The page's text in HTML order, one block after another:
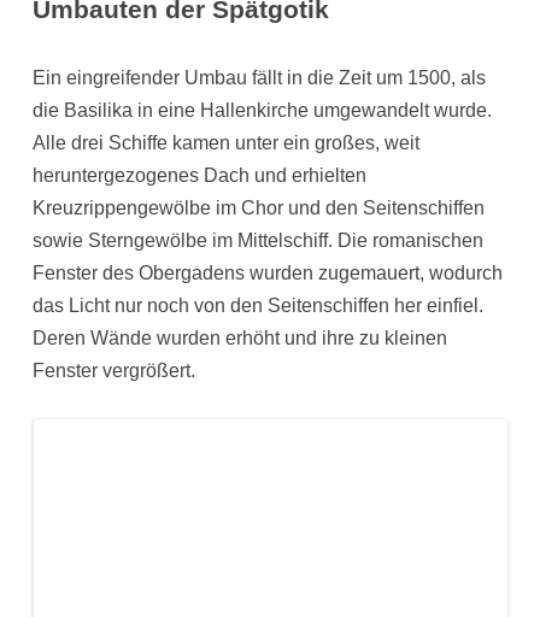
Umbauten der Spätgotik
Ein eingreifender Umbau fällt in die Zeit um 1500, als
die Basilika in eine Hallenkirche umgewandelt wurde.
Alle drei Schiffe kamen unter ein großes, weit
heruntergezogenes Dach und erhielten
Kreuzrippengewölbe im Chor und den Seitenschiffen
sowie Sterngewölbe im Mittelschiff. Die romanischen
Fenster des Obergadens wurden zugemauert, wodurch
das Licht nur noch von den Seitenschiffen her einfiel.
Deren Wände wurden erhöht und ihre zu kleinen
Fenster vergrößert.